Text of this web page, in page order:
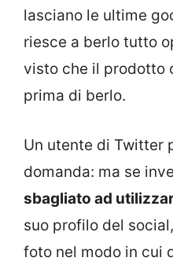
lasciano le ultime
riesce a berlo tutto
visto che il prodotto
prima di berlo.
Un utente di Twitter
domanda: ma se
sbagliato ad
suo profilo del
foto nel modo in cui